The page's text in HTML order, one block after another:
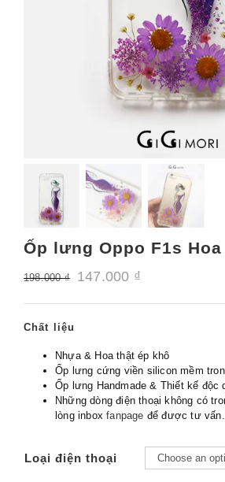
Ốp lưng Oppo F1s
198.000₫ 147.000 ₫
Chất liệu
Nhựa & Hoa thật ép khô
Ốp lưng cứng viền silicon mềm
Ốp lưng Handmade & Thiết kế độc
Những dòng điện thoại không có
lòng inboxfanpage để được tư vấn.
Loại điện thoại